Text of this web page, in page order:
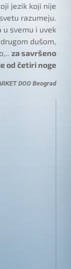
jezik koji nije
razumeju.
u svemu i uvek
dušom,
za savršeno
od četiri noge
DOO Beograd